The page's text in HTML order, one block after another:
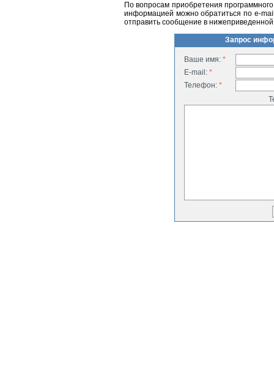
По вопросам приобретения
информацией можно обратиться по e-
отправить сообщение в
Запрос
Ваше имя: *
E-mail: *
Телефон: *